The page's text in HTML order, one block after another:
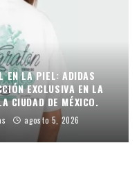
EN LA PIEL: ADIDAS
EXCLUSIVA EN LA
CIUDAD DE MÉXICO.
agosto 5, 2026